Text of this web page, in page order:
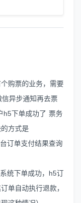
购票的业务，需要
异步通知再去票
h5下单成功了 票务
方式是
订单支付结果查询
统下单成功，h5订
单自动执行退款，